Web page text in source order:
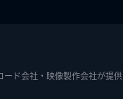
ード会社・映像製作会社が提